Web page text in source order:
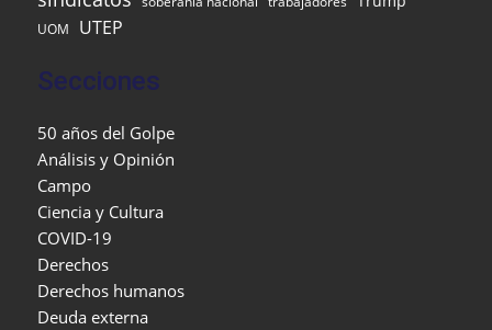
UOM UTEP
Secciones
50 años del Golpe
Análisis y Opinión
Campo
Ciencia y Cultura
COVID-19
Derechos
Derechos humanos
Deuda externa